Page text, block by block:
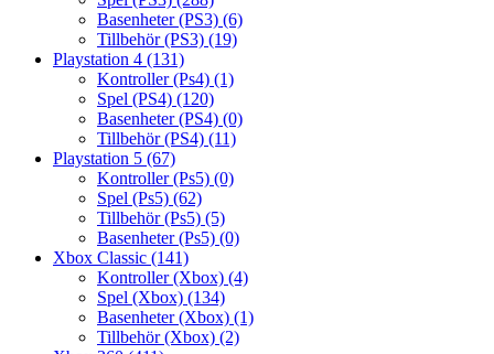
Basenheter (PS3) (6)
Tillbehör (PS3) (19)
Playstation 4 (131)
Kontroller (Ps4) (1)
Spel (PS4) (120)
Basenheter (PS4) (0)
Tillbehör (PS4) (11)
Playstation 5 (67)
Kontroller (Ps5) (0)
Spel (Ps5) (62)
Tillbehör (Ps5) (5)
Basenheter (Ps5) (0)
Xbox Classic (141)
Kontroller (Xbox) (4)
Spel (Xbox) (134)
Basenheter (Xbox) (1)
Tillbehör (Xbox) (2)